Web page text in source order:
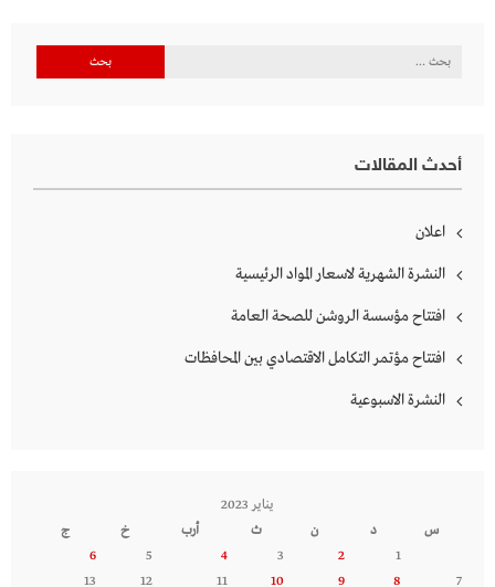
البحث
أحدث المقالات
اعلان
النشرة الشهرية لاسعار المواد الرئيسية
افتتاح مؤسسة الروشن للصحة العامة
افتتاح مؤتمر التكامل الاقتصادي بين المحافظات
النشرة الاسبوعية
يناير 2023
س
د ن ث أرب خ
ج
1
2
3
4
5
6
7
8
9
10
11
12
13